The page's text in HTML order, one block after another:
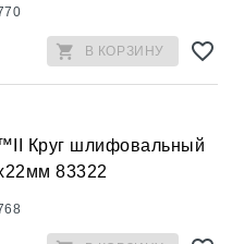
В КОРЗИНУ
Круг шлифовальный
83322